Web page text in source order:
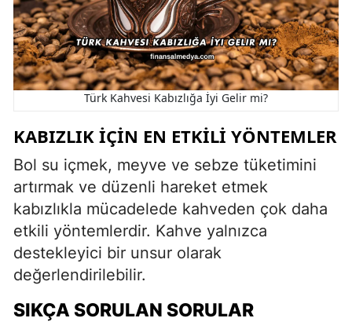
Türk Kahvesi Kabızlığa İyi Gelir mi?
KABIZLIK İÇIN EN ETKILI YÖNTEMLER
Bol su içmek, meyve ve sebze tüketimini
artırmak ve düzenli hareket etmek
kabızlıkla mücadelede kahveden çok daha
etkili yöntemlerdir. Kahve yalnızca
destekleyici bir unsur olarak
değerlendirilebilir.
SIKÇA SORULAN SORULAR